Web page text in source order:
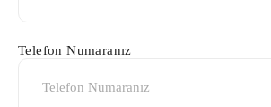
Telefon Numaranız